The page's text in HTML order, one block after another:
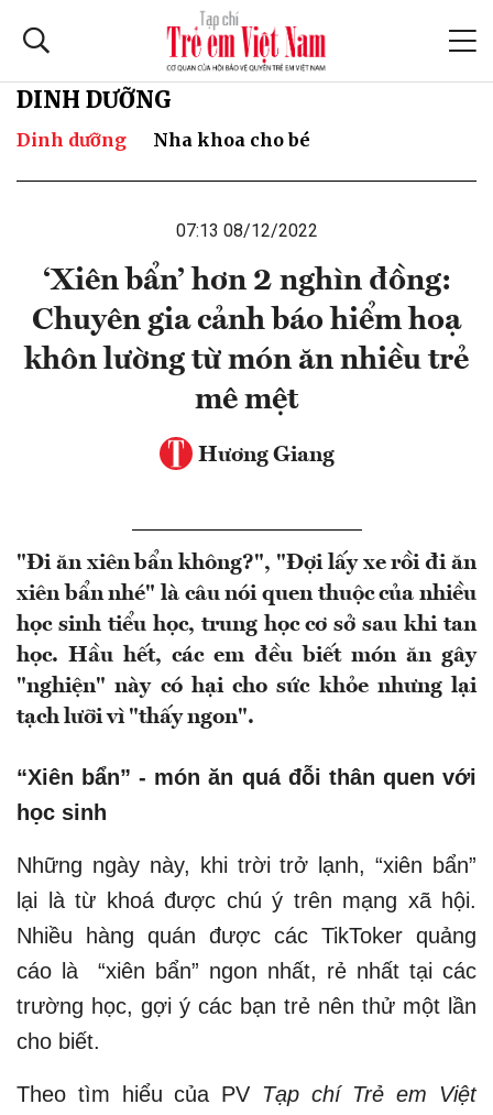
DINH DƯỠNG
Dinh dưỡng Nha khoa cho bé
07:13 08/12/2022
‘Xiên bẩn’ hơn 2 nghìn đồng:
Chuyên gia cảnh báo hiểm hoạ
khôn lường từ món ăn nhiều trẻ
mê mệt
Hương Giang
"Đi ăn xiên bẩn không?", "Đợi lấy xe rồi đi ăn
xiên bẩn nhé" là câu nói quen thuộc của nhiều
học sinh tiểu học, trung học cơ sở sau khi tan
học. Hầu hết, các em đều biết món ăn gây
"nghiện" này có hại cho sức khỏe nhưng lại
tạch lưỡi vì "thấy ngon".
“Xiên bẩn” - món ăn quá đỗi thân quen với
học sinh
Những ngày này, khi trời trở lạnh, “xiên bẩn”
lại là từ khoá được chú ý trên mạng xã hội.
Nhiều hàng quán được các TikToker quảng
cáo là “xiên bẩn” ngon nhất, rẻ nhất tại các
trường học, gợi ý các bạn trẻ nên thử một lần
cho biết.
Theo tìm hiểu của PV Tạp chí Trẻ em Việt